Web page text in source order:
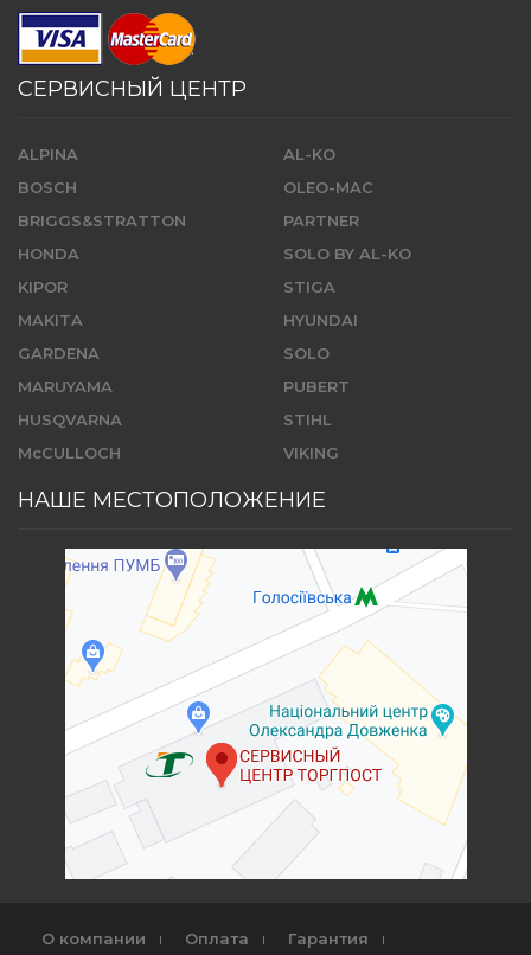
СЕРВИСНЫЙ ЦЕНТР
ALPINA
BOSCH
BRIGGS&STRATTON
HONDA
KIPOR
MAKITA
GARDENA
MARUYAMA
HUSQVARNA
McCULLOCH
AL-KO
OLEO-MAC
PARTNER
SOLO BY AL-KO
STIGA
HYUNDAI
SOLO
PUBERT
STIHL
VIKING
НАШЕ МЕСТОПОЛОЖЕНИЕ
О компании Оплата
Гарантия